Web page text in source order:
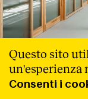
Questo sito
un'esperienza
Consenti i